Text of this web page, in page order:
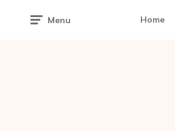
Menu Home